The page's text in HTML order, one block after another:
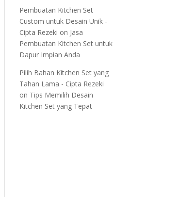
Pembuatan Kitchen Set
Custom untuk Desain Unik -
Cipta Rezeki on Jasa
Pembuatan Kitchen Set untuk
Dapur Impian Anda
Pilih Bahan Kitchen Set yang
Tahan Lama - Cipta Rezeki
on Tips Memilih Desain
Kitchen Set yang Tepat